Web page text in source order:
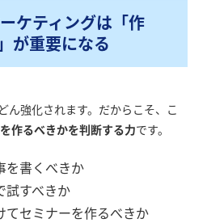
ケティングは「作
が重要になる
ん強化されます。だからこそ、こ
作るべきかを判断する力です。
を書くべきか
試すべきか
てセミナーを作るべきか